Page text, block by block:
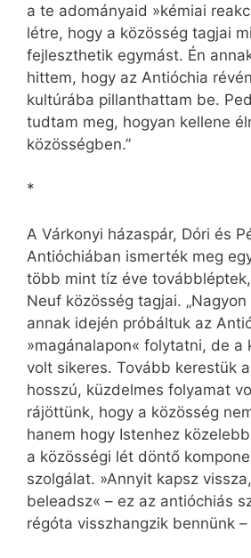
a te adományaid »kémiai
létre, hogy a közösség tagjai
fejleszthetik egymást. Én
hittem, hogy az Antióchia
kultúrába pillanthattam be.
tudtam meg, hogyan kellene
közösségben.”
*
A Várkonyi házaspár, Dóri és
Antióchiában ismerték meg
több mint tíz éve
Neuf közösség tagjai.
annak idején próbáltuk az
»magánalapon« folytatni, de a
volt sikeres. Tovább kerestük
hosszú, küzdelmes folyamat
rájöttünk, hogy a közösség
hanem hogy Istenhez
a közösségi lét döntő
szolgálat. »Annyit kapsz
beleadsz« – ez az antióchiás
régóta visszhangzik bennünk